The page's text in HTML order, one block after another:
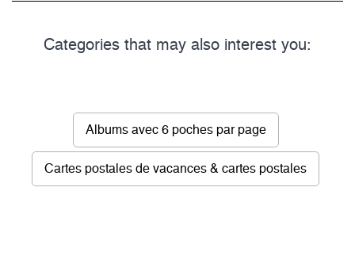
Categories that may also interest you:
Albums avec 6 poches par page
Cartes postales de vacances & cartes postales